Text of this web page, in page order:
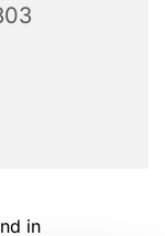
in